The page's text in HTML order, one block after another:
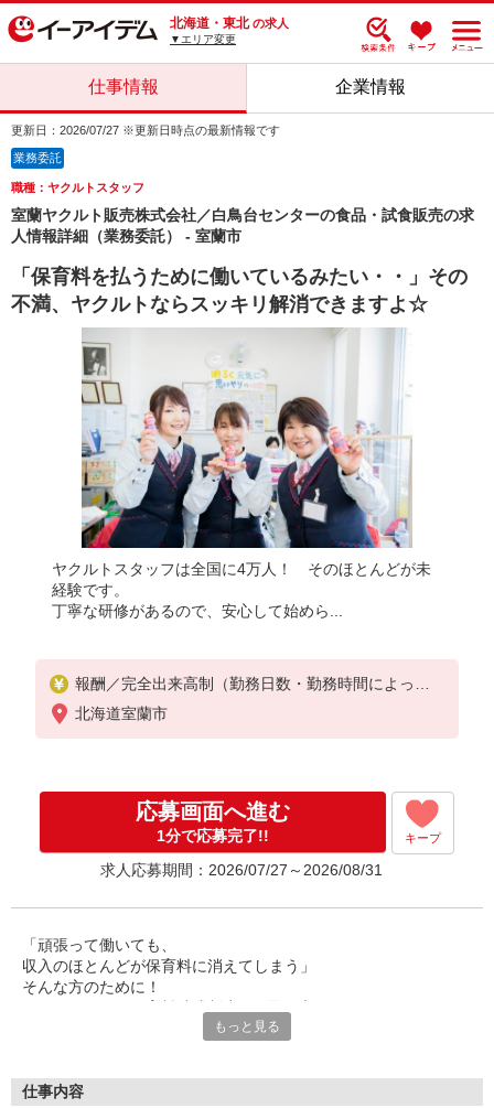
北海道・東北 の求人
▼エリア変更
仕事情報 企業情報
更新日：2026/07/27 ※更新日時点の最新情報です
業務委託
職種：ヤクルトスタッフ
室蘭ヤクルト販売株式会社／白鳥台センターの食品・試食販売の求
人情報詳細（業務委託） - 室蘭市
「保育料を払うために働いているみたい・・」その
不満、ヤクルトならスッキリ解消できますよ☆
ヤクルトスタッフは全国に4万人！ そのほとんどが未
経験です。
丁寧な研修があるので、安心して始めら...
報酬／完全出来高制（勤務日数・勤務時間によって
変動します）
平均月収8万円
※研修期間中は日当支払あり（4日間：3,840円/日）
初めての方・少しでも不安のある方、お気軽にお問
い合わせください！
北海道室蘭市
応募画面へ進む
1分で応募完了!! キープ
求人応募期間：2026/07/27～2026/08/31
「頑張って働いても、
収入のほとんどが保育料に消えてしまう」
そんな方のために！
一般の保育園に子どもを預けている方をバックアップ◎
もっと見る
仕事内容